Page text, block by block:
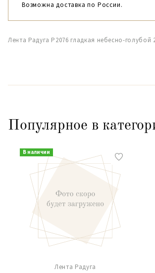
Возможна доставка по России.
Лента Радуга Р2076 гладкая небесно-голубой
Популярное в
В наличии
Лента Радуга